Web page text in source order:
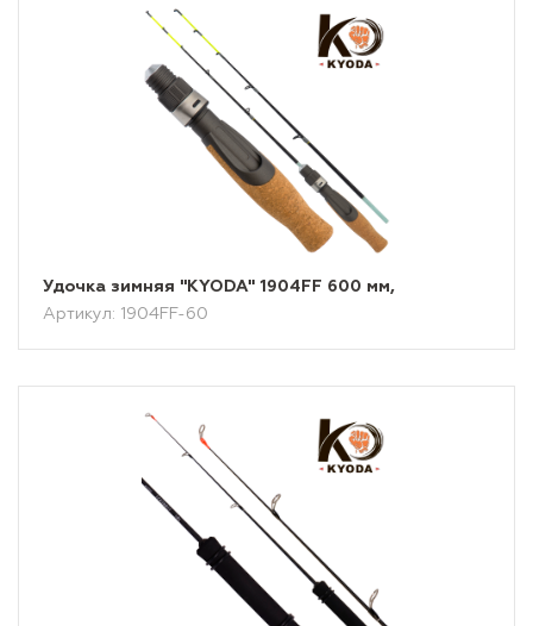
Удочка зимняя "KYODA" 1904FF 600 мм,
Артикул: 1904FF-60